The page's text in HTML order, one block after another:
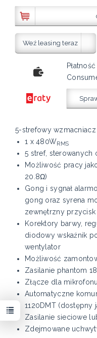
Weź leasing teraz
5-strefowy
1 x 480WRMS
5 stref, sterowanych
Możliwość pracy
20.8Ω)
Gong i sygnał
gong oraz syrena
zewnętrzny
Korektory barwy,
diodowy wskaźnik
wentylator
Możliwość
Zasilanie phantom
Złącze dla
Automatyczne
1120DMT (dostępny
Zasilanie sieciowe
Zdejmowane